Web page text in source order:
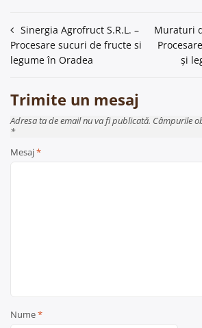
Navigare
în
Sinergia Agrofruct S.R.L. –
Procesare sucuri de fructe si
legume în Oradea
Muraturi
și
Trimite un mesaj
Adresa ta de email nu va fi publicată. Câmpurile
*
Mesaj*
Nume*